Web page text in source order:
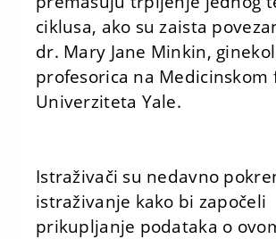
ciklusa, ako su zaista
dr. Mary Jane Minkin,
profesorica na Medicinskom
Univerziteta Yale.
Istraživači su nedavno
istraživanje kako bi započeli
prikupljanje podataka o